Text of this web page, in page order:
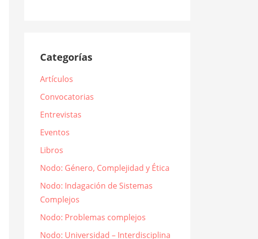
Categorías
Artículos
Convocatorias
Entrevistas
Eventos
Libros
Nodo: Género, Complejidad y Ética
Nodo: Indagación de Sistemas
Complejos
Nodo: Problemas complejos
Nodo: Universidad – Interdisciplina